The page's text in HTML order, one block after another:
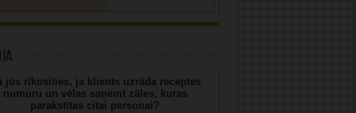
jūs rīkosities, ja klients uzrāda receptes
numuru un vēlas saņemt zāles, kuras
parakstītas citai personai?